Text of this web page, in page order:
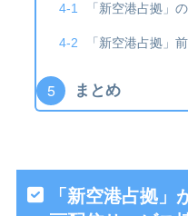
「新空港占拠」
「新空港占拠
まとめ
「新空港占拠